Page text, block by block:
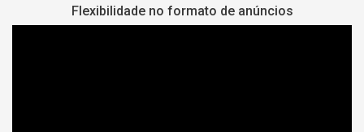
Flexibilidade no formato de anúncios